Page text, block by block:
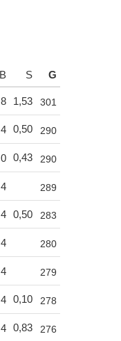
B S G
8 1,53 301
4 0,50 290
0 0,43 290
4 289
4 0,50 283
4 280
4 279
4 0,10 278
4 0,83 276